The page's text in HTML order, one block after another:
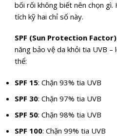
bối rối không biết nên chọn gì.
tích kỹ hai chỉ số này.
SPF (Sun Protection Factor)
năng bảo vệ da khỏi tia UVB
thể:
SPF 15: Chặn 93% tia UVB
SPF 30: Chặn 97% tia UVB
SPF 50: Chặn 98% tia UVB
SPF 100: Chặn 99% tia UVB